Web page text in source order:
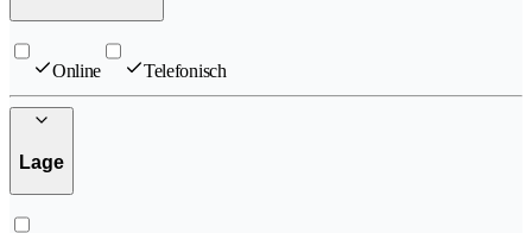
Online Telefonisch
Lage